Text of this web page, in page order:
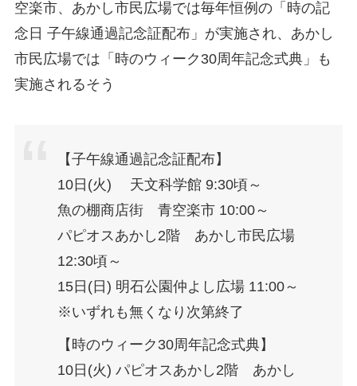
空楽市、あかし市民広場では毎年恒例の「時の記
念日 子午線通過記念証配布」が実施され、あかし
市民広場では「時のウィーク30周年記念式典」も
実施されるそう
【子午線通過記念証配布】
10日(火) 天文科学館 9:30頃～
魚の棚商店街 青空楽市 10:00～
パピオスあかし2階 あかし市民広場
12:30頃～
15日(日) 明石公園仲よし広場 11:00～
※いずれも無くなり次第終了
【時のウィーク30周年記念式典】
10日(火) パピオスあかし2階 あかし